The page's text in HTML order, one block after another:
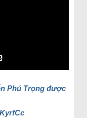
Phú Trọng được